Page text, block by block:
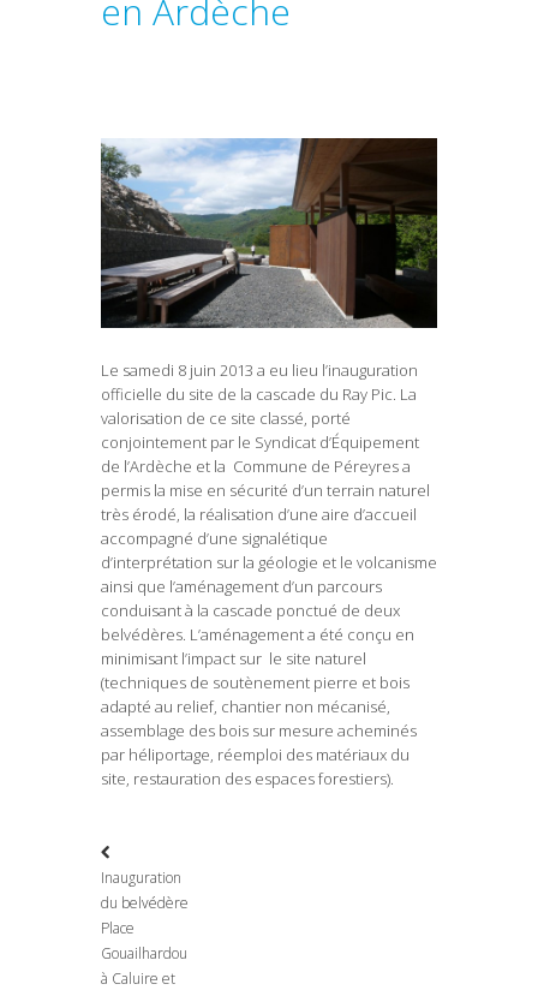
en Ardèche
Le samedi 8 juin 2013 a eu lieu l’inauguration
officielle du site de la cascade du Ray Pic. La
valorisation de ce site classé, porté
conjointement par le Syndicat d’Équipement
de l’Ardèche et la Commune de Péreyres a
permis la mise en sécurité d’un terrain naturel
très érodé, la réalisation d’une aire d’accueil
accompagné d’une signalétique
d’interprétation sur la géologie et le volcanisme
ainsi que l’aménagement d’un parcours
conduisant à la cascade ponctué de deux
belvédères. L’aménagement a été conçu en
minimisant l’impact sur le site naturel
(techniques de soutènement pierre et bois
adapté au relief, chantier non mécanisé,
assemblage des bois sur mesure acheminés
par héliportage, réemploi des matériaux du
site, restauration des espaces forestiers).
Inauguration
du belvédère
Place
Gouailhardou
à Caluire et